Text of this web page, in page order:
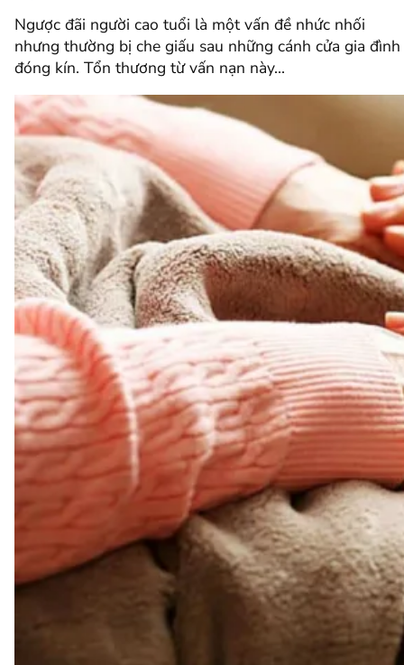
Ngược đãi người cao tuổi là một vấn đề nhức nhối
nhưng thường bị che giấu sau những cánh cửa gia đình
đóng kín. Tổn thương từ vấn nạn này…